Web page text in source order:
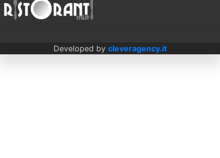
Developed by cleveragency.it